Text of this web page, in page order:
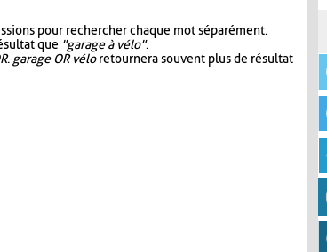
pour rechercher chaque mot séparément.
que "garage à vélo".
. garage OR véloretournera souvent plus de résultat